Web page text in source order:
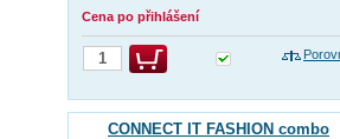
Cena po přihlášení
CONNECT IT FASHION combo